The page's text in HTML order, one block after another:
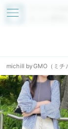
アプリで
michill byGMO（ミチ